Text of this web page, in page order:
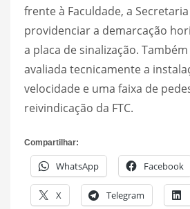
frente à Faculdade, a
providenciar a demarcação
a placa de sinalização.
avaliada tecnicamente a
velocidade e uma faixa de
reivindicação da FTC.
Compartilhar:
WhatsApp Facebook
X Telegram